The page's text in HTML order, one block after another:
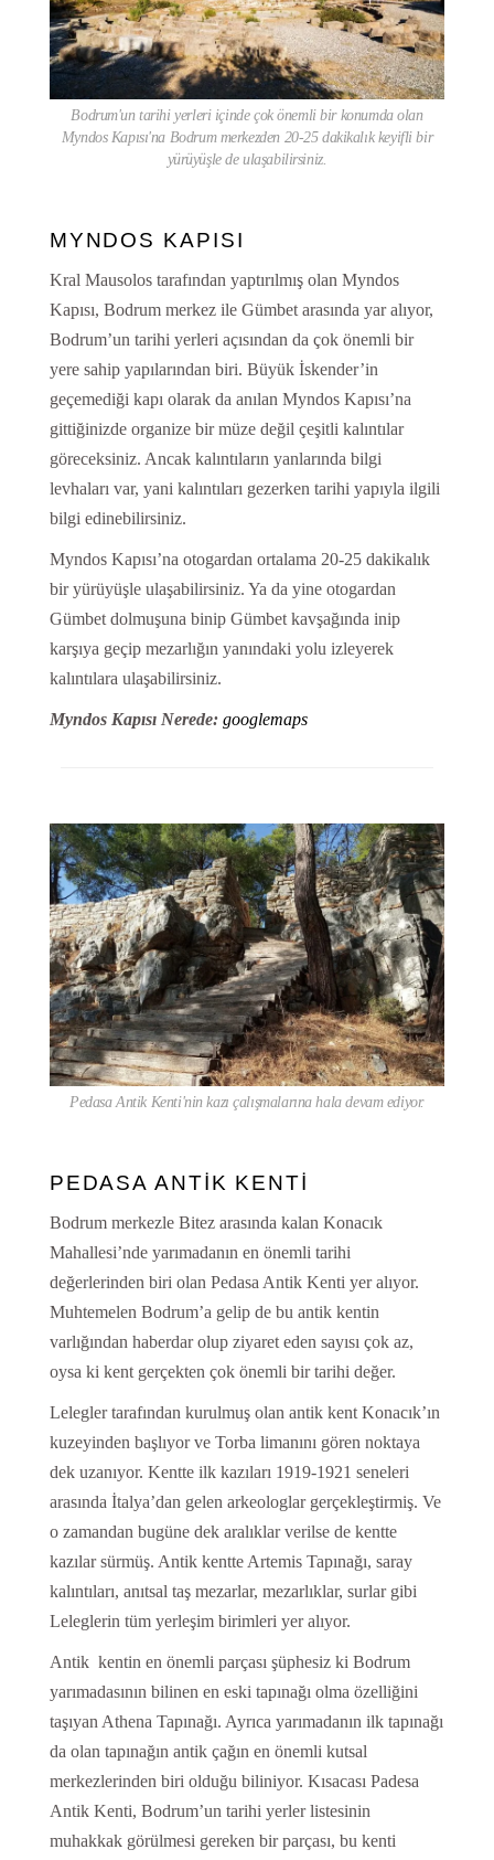
Bodrum'un tarihi yerleri içinde çok önemli bir konumda olan
Myndos Kapısı'na Bodrum merkezden 20-25 dakikalık keyifli bir
yürüyüşle de ulaşabilirsiniz.
MYNDOS KAPISI
Kral Mausolos tarafından yaptırılmış olan Myndos
Kapısı, Bodrum merkez ile Gümbet arasında yar alıyor,
Bodrum’un tarihi yerleri açısından da çok önemli bir
yere sahip yapılarından biri. Büyük İskender’in
geçemediği kapı olarak da anılan Myndos Kapısı’na
gittiğinizde organize bir müze değil çeşitli kalıntılar
göreceksiniz. Ancak kalıntıların yanlarında bilgi
levhaları var, yani kalıntıları gezerken tarihi yapıyla ilgili
bilgi edinebilirsiniz.
Myndos Kapısı’na otogardan ortalama 20-25 dakikalık
bir yürüyüşle ulaşabilirsiniz. Ya da yine otogardan
Gümbet dolmuşuna binip Gümbet kavşağında inip
karşıya geçip mezarlığın yanındaki yolu izleyerek
kalıntılara ulaşabilirsiniz.
Myndos Kapısı Nerede: googlemaps
Pedasa Antik Kenti'nin kazı çalışmalarına hala devam ediyor.
PEDASA ANTİK KENTİ
Bodrum merkezle Bitez arasında kalan Konacık
Mahallesi’nde yarımadanın en önemli tarihi
değerlerinden biri olan Pedasa Antik Kenti yer alıyor.
Muhtemelen Bodrum’a gelip de bu antik kentin
varlığından haberdar olup ziyaret eden sayısı çok az,
oysa ki kent gerçekten çok önemli bir tarihi değer.
Lelegler tarafından kurulmuş olan antik kent Konacık’ın
kuzeyinden başlıyor ve Torba limanını gören noktaya
dek uzanıyor. Kentte ilk kazıları 1919-1921 seneleri
arasında İtalya’dan gelen arkeologlar gerçekleştirmiş. Ve
o zamandan bugüne dek aralıklar verilse de kentte
kazılar sürmüş. Antik kentte Artemis Tapınağı, saray
kalıntıları, anıtsal taş mezarlar, mezarlıklar, surlar gibi
Leleglerin tüm yerleşim birimleri yer alıyor.
Antik kentin en önemli parçası şüphesiz ki Bodrum
yarımadasının bilinen en eski tapınağı olma özelliğini
taşıyan Athena Tapınağı. Ayrıca yarımadanın ilk tapınağı
da olan tapınağın antik çağın en önemli kutsal
merkezlerinden biri olduğu biliniyor. Kısacası Padesa
Antik Kenti, Bodrum’un tarihi yerler listesinin
muhakkak görülmesi gereken bir parçası, bu kenti